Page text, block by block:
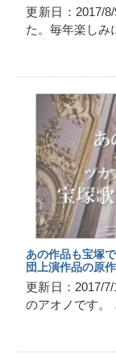
更新日：2017/
た。毎年楽し
あの作品も宝塚
団上演作品の原
更新日：2017/
のアオノです